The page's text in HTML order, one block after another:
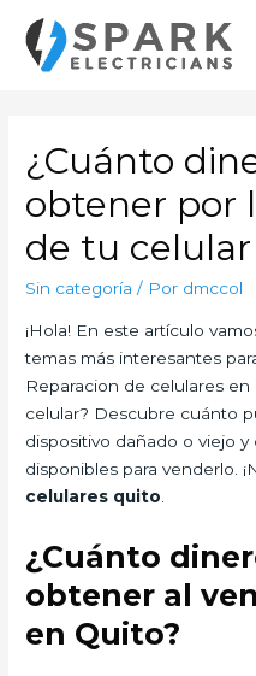
contenido
¿Cuánto
obtener por
de tu
Sin categoría / Por dmccol
¡Hola! En este artículo
temas más interesantes
Reparacion de celulares
celular? Descubre cuánto
dispositivo dañado o viejo
disponibles para venderlo.
celulares quito
¿Cuánto
obtener al
en Quito?